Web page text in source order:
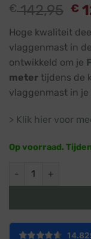
€142,95
€
€
Hoge kwaliteit
vlaggenmast in
ontwikkeld om je
meter tijdens de
vlaggenmast in
> Klik hier voor
Op voorraad.
Deelbare